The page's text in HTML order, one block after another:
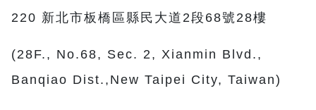
220 新北市板橋區縣民大道2段68號28樓
(28F., No.68, Sec. 2, Xianmin Blvd.,
Banqiao Dist.,New Taipei City, Taiwan)